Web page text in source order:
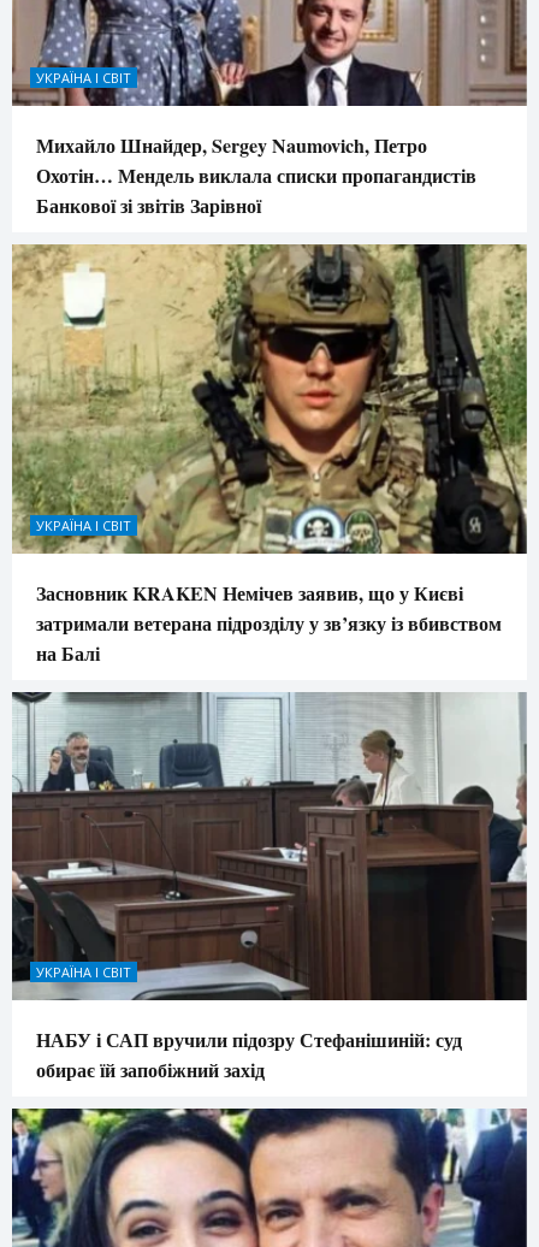
УКРАЇНА І СВІТ
Михайло Шнайдер, Sergey Naumovich, Петро
Охотін… Мендель виклала списки пропагандистів
Банкової зі звітів Зарівної
УКРАЇНА І СВІТ
Засновник KRAKEN Немічев заявив, що у Києві
затримали ветерана підрозділу у зв’язку із вбивством
на Балі
УКРАЇНА І СВІТ
НАБУ і САП вручили підозру Стефанішиній: суд
обирає їй запобіжний захід